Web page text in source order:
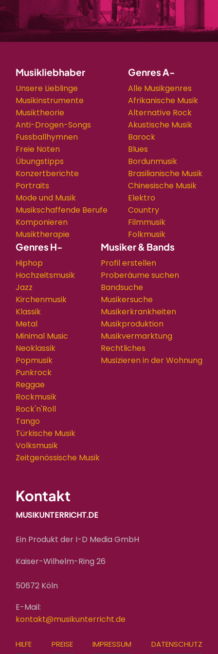
Musikliebhaber
Unsere Lieblinge
Musikinstrumente
Musiktheorie
Anti-Drogen-Songs
Fussballhymnen
Freie Noten
Übungstipps
Konzertberichte
Portraits
Mode und Musik
Musikschaffende Berufe
Komponieren
Musiktherapie
Genres A-
Alle Musikgenres
Afrikanische Musik
Alternative Rock
Akustische Musik
Barock
Blues
Bordunmusik
Brasilianische Musik
Chinesische Musik
Elektro
Country
Filmmusik
Folkmusik
Genres H-
Hiphop
Hochzeitsmusik
Jazz
Kirchenmusik
Klassik
Metal
Minimal Music
Neoklassik
Popmusik
Punkrock
Reggae
Rockmusik
Rock'n'Roll
Tango
Türkische Musik
Volksmusik
Zeitgenössische Musik
Musiker & Bands
Profil erstellen
Proberäume suchen
Bandsuche
Musikersuche
Musikerkrankheiten
Musikproduktion
Musikvermarktung
Rechtliches
Musizieren in der Wohnung
Kontakt
MUSIKUNTERRICHT.DE
Ein Produkt der I-D Media GmbH
Kaiser-Wilhelm-Ring 26
50672 Köln
E-Mail:
kontakt@musikunterricht.de
FOOTER
HILFE PREISE IMPRESSUM DATENSCHUTZ